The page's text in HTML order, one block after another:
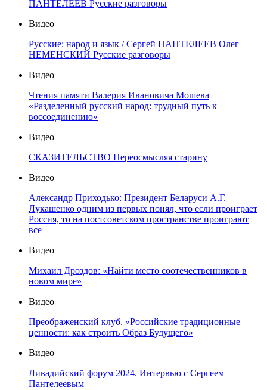
ПАНТЕЛЕЕВ Русские разговоры
Видео
Русские: народ и язык / Сергей ПАНТЕЛЕЕВ Олег
НЕМЕНСКИЙ Русские разговоры
Видео
Чтения памяти Валерия Ивановича Мошева
«Разделенный русский народ: трудный путь к
воссоединению»
Видео
СКАЗИТЕЛЬСТВО Переосмысляя старину
Видео
Александр Приходько: Президент Беларуси А.Г.
Лукашенко одним из первых понял, что если проиграет
Россия, то на постсоветском пространстве проиграют
все
Видео
Михаил Дроздов: «Найти место соотечественников в
новом мире»
Видео
Преображенский клуб. «Российские традиционные
ценности: как строить Образ Будущего»
Видео
Ливадийский форум 2024. Интервью с Сергеем
Пантелеевым